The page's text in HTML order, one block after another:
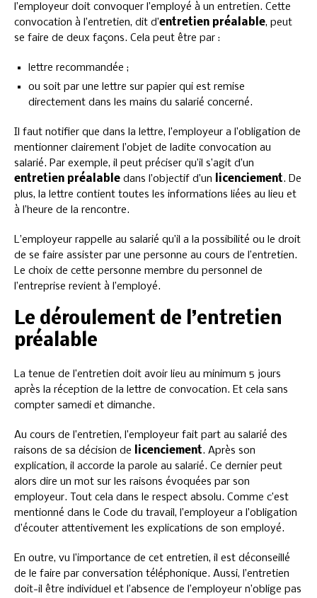
l’employeur doit convoquer l’employé à un entretien. Cette
convocation à l’entretien, dit d’entretien préalable, peut
se faire de deux façons. Cela peut être par :
lettre recommandée ;
ou soit par une lettre sur papier qui est remise
directement dans les mains du salarié concerné.
Il faut notifier que dans la lettre, l’employeur a l’obligation de
mentionner clairement l’objet de ladite convocation au
salarié. Par exemple, il peut préciser qu’il s’agit d’un
entretien préalable dans l’objectif d’un licenciement. De
plus, la lettre contient toutes les informations liées au lieu et
à l’heure de la rencontre.
L’employeur rappelle au salarié qu’il a la possibilité ou le droit
de se faire assister par une personne au cours de l’entretien.
Le choix de cette personne membre du personnel de
l’entreprise revient à l’employé.
Le déroulement de l’entretien
préalable
La tenue de l’entretien doit avoir lieu au minimum 5 jours
après la réception de la lettre de convocation. Et cela sans
compter samedi et dimanche.
Au cours de l’entretien, l’employeur fait part au salarié des
raisons de sa décision de
licenciement. Après son
explication, il accorde la parole au salarié. Ce dernier peut
alors dire un mot sur les raisons évoquées par son
employeur. Tout cela dans le respect absolu. Comme c’est
mentionné dans le Code du travail, l’employeur a l’obligation
d’écouter attentivement les explications de son employé.
En outre, vu l’importance de cet entretien, il est déconseillé
de le faire par conversation téléphonique. Aussi, l’entretien
doit-il être individuel et l’absence de l’employeur n’oblige pas